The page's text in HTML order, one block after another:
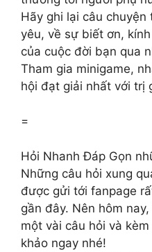
Hãy ghi lại câu
yêu, về sự biết ơn,
của cuộc đời bạn qua
Tham gia minigame,
hội đạt giải nhất với trị
=
Hỏi Nhanh Đáp Gọn
Những câu hỏi xung
được gửi tới fanpage
gần đây. Nên hôm
một vài câu hỏi và
khảo ngay nhé!